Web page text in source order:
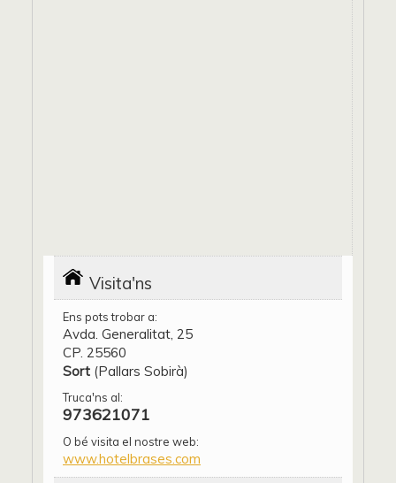
Visita'ns
Ens pots trobar a:
Avda. Generalitat, 25
CP. 25560
Sort (Pallars Sobirà)
Truca'ns al:
973621071
O bé visita el nostre web:
www.hotelbrases.com